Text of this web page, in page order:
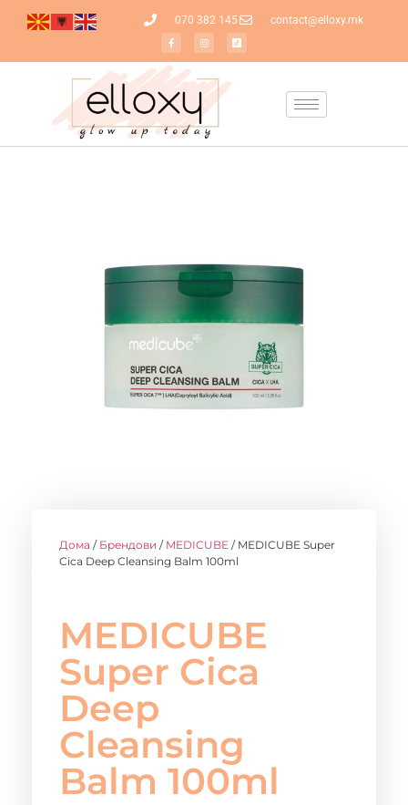
070 382 145 contact@elloxy.mk
Дома / Брендови / MEDICUBE / MEDICUBE Super
Cica Deep Cleansing Balm 100ml
MEDICUBE
Super Cica
Deep
Cleansing
Balm 100ml